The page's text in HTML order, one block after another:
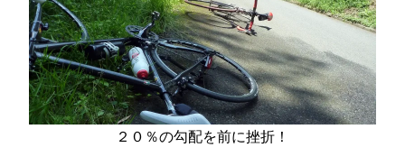
２０％の勾配を前に挫折！